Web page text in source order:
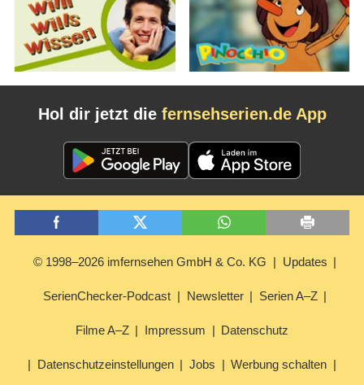
Hol dir jetzt die fernsehserien.de App
© 1998–2026 imfernsehen GmbH & Co. KG Updates
SerienChecker-Podcast Newsletter Serien A–Z
Filme A–Z Impressum Datenschutz
Datenschutzeinstellungen Jobs Werbung schalten